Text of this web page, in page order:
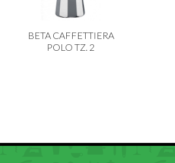
BETA CAFFETTIERA
POLO TZ. 2